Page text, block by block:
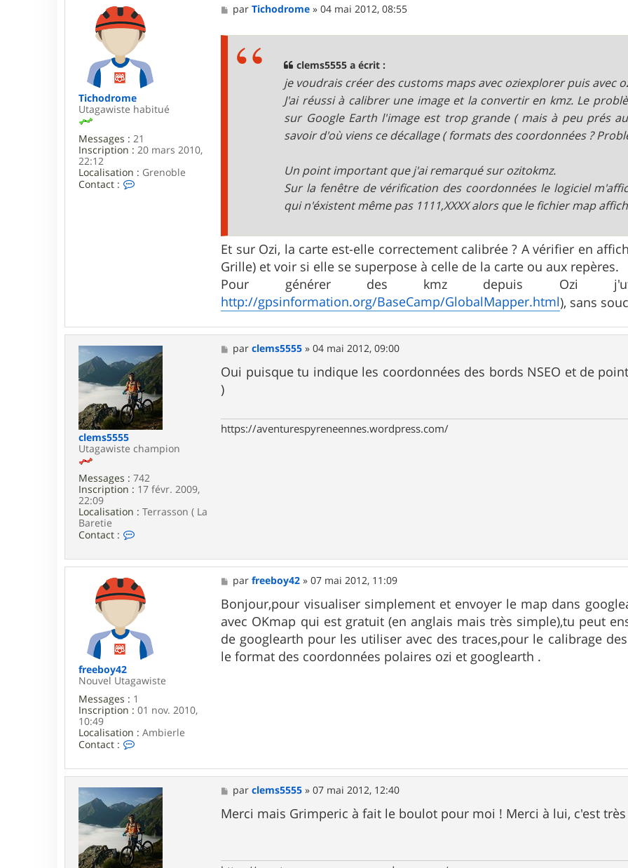
e
m
s
5
5
5
Tichodrome
Utagawiste habitué
Messages : 21
Inscription : 20 mars 2010,
22:12
Localisation : Grenoble
Contact :
o
o
m
e
M
e
parTichodrome »04 mai 2012, 08:55
clems5555 a écrit :
je voudrais créer des customs maps avec oziexplorer puis avec
J'ai réussi à calibrer une image et la convertir en kmz. Le
sur Google Earth l'image est trop grande ( mais à peu prés
savoir d'où viens ce décallage ( formats des coordonnées ?
Un point important que j'ai remarqué sur ozitokmz.
Sur la fenêtre de vérification des coordonnées le logiciel
qui n'éxistent même pas 1111,XXXX alors que le fichier map
Et sur Ozi, la carte est-elle correctement calibrée ? A vérifier en
Grille) et voir si elle se superpose à celle de la carte ou aux repères.
Pour générer des kmz depuis Ozi
http://gpsinformation.org/BaseCamp/GlobalMapper.html), sans
clems5555
Utagawiste champion
Messages : 742
Inscription : 17 févr. 2009,
22:09
Localisation : Terrasson ( La
Baretie
Contact :
t
c
t
e
c
e
s
5
5
M
e
s
s
parclems5555 »04 mai 2012, 09:00
Oui puisque tu indique les coordonnées des bords NSEO et de
)
https://aventurespyreneennes.wordpress.com/
freeboy42
Nouvel Utagawiste
Messages : 1
Inscription : 01 nov. 2010,
10:49
Localisation : Ambierle
Contact :
n
t
a
c
t
e
r
f
r
M
e
s
s
a
g
e
parfreeboy42 »07 mai 2012, 11:09
Bonjour,pour visualiser simplement et envoyer le map dans
avec OKmap qui est gratuit (en anglais mais très simple),tu peut
de googlearth pour les utiliser avec des traces,pour le calibrage
le format des coordonnées polaires ozi et googlearth .
M
e
s
s
parclems5555 »07 mai 2012, 12:40
Merci mais Grimperic à fait le boulot pour moi ! Merci à lui, c'est